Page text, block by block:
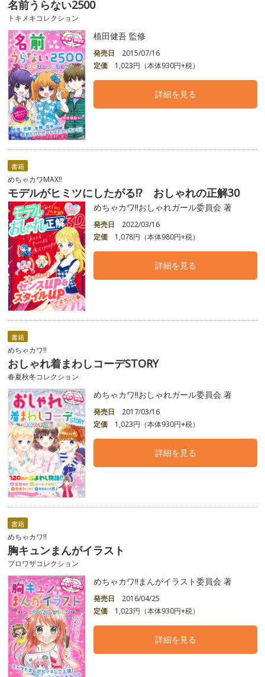
名前うらない2500
トキメキコレクション
植田健吾 監修
発売日
2015/07/16
定価
1,023円（本体930円+税）
詳細を見る
書籍
めちゃカワMAX!!
モデルがヒミツにしたがる!? おしゃれの正解30
めちゃカワ!!おしゃれガール委員会 著
発売日
2022/03/16
定価
1,078円（本体980円+税）
詳細を見る
書籍
めちゃカワ!!
おしゃれ着まわしコーデSTORY
春夏秋冬コレクション
めちゃカワ!!おしゃれガール委員会 著
発売日
2017/03/16
定価
1,023円（本体930円+税）
詳細を見る
書籍
めちゃカワ!!
胸キュンまんがイラスト
プロワザコレクション
めちゃカワ!!まんがイラスト委員会 著
発売日
2016/04/25
定価
1,023円（本体930円+税）
詳細を見る